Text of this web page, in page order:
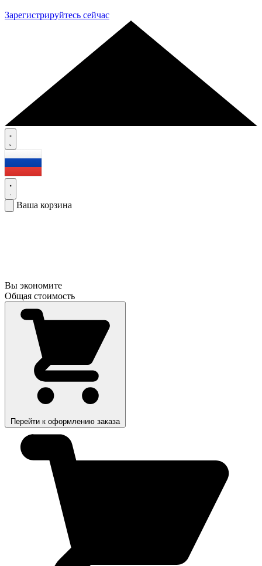
Зарегистрируйтесь сейчас
Ваша корзина
Вы экономите
Общая стоимость
Перейти к оформлению заказа